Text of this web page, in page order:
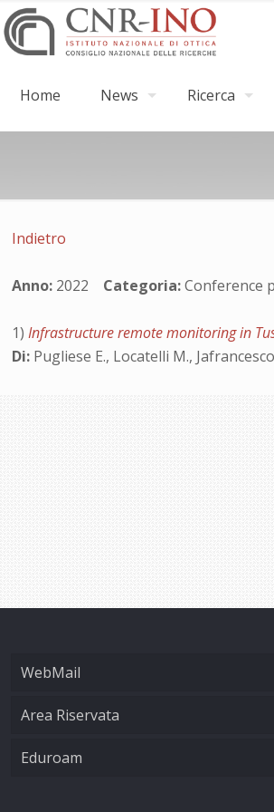
Home News Ricerca
Indietro
Anno: 2022 Categoria:Conference
1)Infrastructure remote monitoring in
Di: Pugliese E., Locatelli M.,
WebMail
Area Riservata
Eduroam